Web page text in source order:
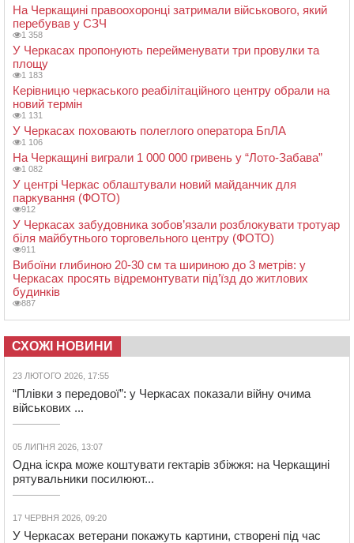
На Черкащині правоохоронці затримали військового, який
перебував у СЗЧ
1 358
У Черкасах пропонують перейменувати три провулки та
площу
1 183
Керівницю черкаського реабілітаційного центру обрали на
новий термін
1 131
У Черкасах поховають полеглого оператора БпЛА
1 106
На Черкащині виграли 1 000 000 гривень у “Лото-Забава”
1 082
У центрі Черкас облаштували новий майданчик для
паркування (ФОТО)
912
У Черкасах забудовника зобов’язали розблокувати тротуар
біля майбутнього торговельного центру (ФОТО)
911
Вибоїни глибиною 20-30 см та шириною до 3 метрів: у
Черкасах просять відремонтувати під’їзд до житлових
будинків
887
СХОЖІ НОВИНИ
23 ЛЮТОГО 2026, 17:55
“Плівки з передової”: у Черкасах показали війну очима
військових ...
05 ЛИПНЯ 2026, 13:07
Одна іскра може коштувати гектарів збіжжя: на Черкащині
рятувальники посилюют...
17 ЧЕРВНЯ 2026, 09:20
У Черкасах ветерани покажуть картини, створені під час